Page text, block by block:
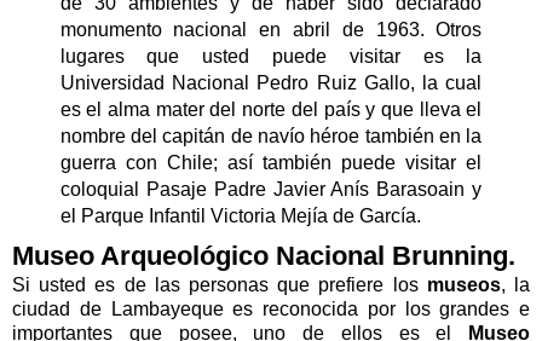
monumento nacional en abril de 1963. Otros
lugares que usted puede visitar es la
Universidad Nacional Pedro Ruiz Gallo, la cual
es el alma mater del norte del país y que lleva el
nombre del capitán de navío héroe también en la
guerra con Chile; así también puede visitar el
coloquial Pasaje Padre Javier Anís Barasoain y
el Parque Infantil Victoria Mejía de García.
Museo Arqueológico Nacional Brunning.
Si usted es de las personas que prefiere los museos, la
ciudad de Lambayeque es reconocida por los grandes e
importantes que posee, uno de ellos es el
Museo